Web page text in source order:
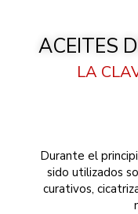
ACEITES
LA
Durante el
sido utilizados
curativos,